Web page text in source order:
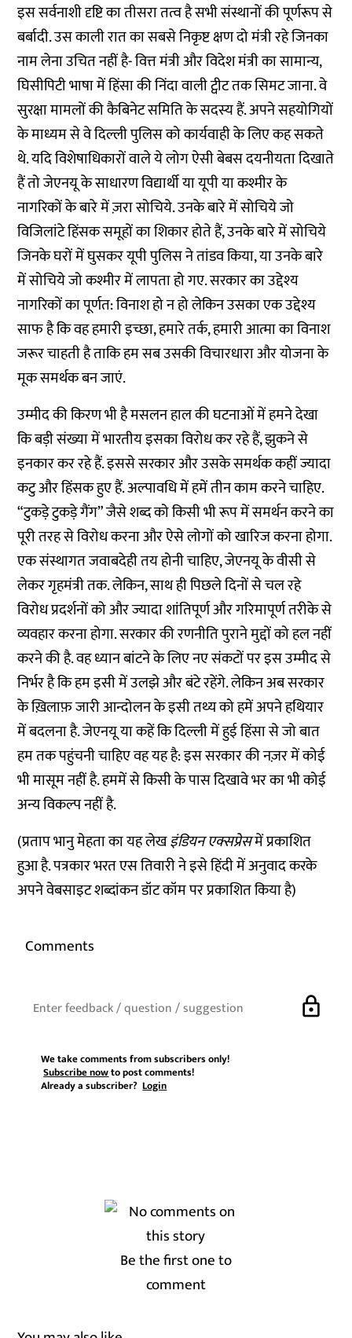
इस सर्वनाशी दृष्टि का तीसरा तत्व है सभी संस्थानों की पूर्णरूप से
बर्बादी. उस काली रात का सबसे निकृष्ट क्षण दो मंत्री रहे जिनका
नाम लेना उचित नहीं है- वित्त मंत्री और विदेश मंत्री का सामान्य,
घिसीपिटी भाषा में हिंसा की निंदा वाली ट्वीट तक सिमट जाना. वे
सुरक्षा मामलों की कैबिनेट समिति के सदस्य हैं. अपने सहयोगियों
के माध्यम से वे दिल्ली पुलिस को कार्यवाही के लिए कह सकते
थे. यदि विशेषाधिकारों वाले ये लोग ऐसी बेबस दयनीयता दिखाते
हैं तो जेएनयू के साधारण विद्यार्थी या यूपी या कश्मीर के
नागरिकों के बारे में ज़रा सोचिये. उनके बारे में सोचिये जो
विजिलांटे हिंसक समूहों का शिकार होते हैं, उनके बारे में सोचिये
जिनके घरों में घुसकर यूपी पुलिस ने तांडव किया, या उनके बारे
में सोचिये जो कश्मीर में लापता हो गए. सरकार का उद्देश्य
नागरिकों का पूर्णत: विनाश हो न हो लेकिन उसका एक उद्देश्य
साफ है कि वह हमारी इच्छा, हमारे तर्क, हमारी आत्मा का विनाश
जरूर चाहती है ताकि हम सब उसकी विचारधारा और योजना के
मूक समर्थक बन जाएं.
उम्मीद की किरण भी है मसलन हाल की घटनाओं में हमने देखा
कि बड़ी संख्या में भारतीय इसका विरोध कर रहे हैं, झुकने से
इनकार कर रहे हैं. इससे सरकार और उसके समर्थक कहीं ज्यादा
कटु और हिंसक हुए हैं. अल्पावधि में हमें तीन काम करने चाहिए.
“टुकड़े टुकड़े गैंग” जैसे शब्द को किसी भी रूप में समर्थन करने का
पूरी तरह से विरोध करना और ऐसे लोगों को खारिज करना होगा.
एक संस्थागत जवाबदेही तय होनी चाहिए, जेएनयू के वीसी से
लेकर गृहमंत्री तक. लेकिन, साथ ही पिछले दिनों से चल रहे
विरोध प्रदर्शनों को और ज्यादा शांतिपूर्ण और गरिमापूर्ण तरीके से
व्यवहार करना होगा. सरकार की रणनीति पुराने मुद्दों को हल नहीं
करने की है. वह ध्यान बांटने के लिए नए संकटों पर इस उम्मीद से
निर्भर है कि हम इसी में उलझे और बंटे रहेंगे. लेकिन अब सरकार
के ख़िलाफ़ जारी आन्दोलन के इसी तथ्य को हमें अपने हथियार
में बदलना है. जेएनयू या कहें कि दिल्ली में हुई हिंसा से जो बात
हम तक पहुंचनी चाहिए वह यह है: इस सरकार की नज़र में कोई
भी मासूम नहीं है. हममें से किसी के पास दिखावे भर का भी कोई
अन्य विकल्प नहीं है.
(प्रताप भानु मेहता का यह लेखइंडियन एक्सप्रेसमें प्रकाशित
हुआ है. पत्रकार भरत एस तिवारी ने इसे हिंदी में अनुवाद करके
अपने वेबसाइटशब्दांकन डॉट कॉमपर प्रकाशित किया है)
Comments
lock
We take comments from subscribers only!
Subscribe nowto post comments!
Already a subscriber?Login
Be the first one to
comment